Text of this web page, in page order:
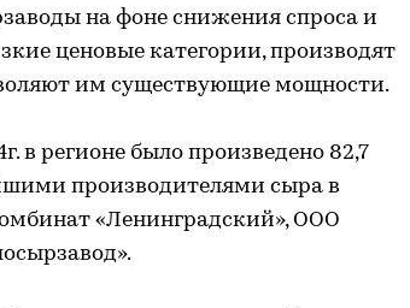
на фоне снижения спроса и
ценовые категории, производят
им существующие мощности.
в регионе было произведено 82,7
производителями сыра в
«Ленинградский», ООО